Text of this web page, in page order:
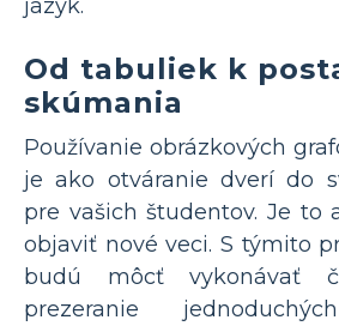
jazyk.
Od tabuliek k
skúmania
Používanie obrázkových
je ako otváranie dverí do
pre vašich študentov. Je to
objaviť nové veci. S týmito
budú môcť vykonávať
prezeranie